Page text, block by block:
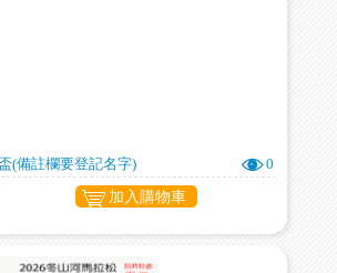
(備註欄要登記名字) 0
加入購物車